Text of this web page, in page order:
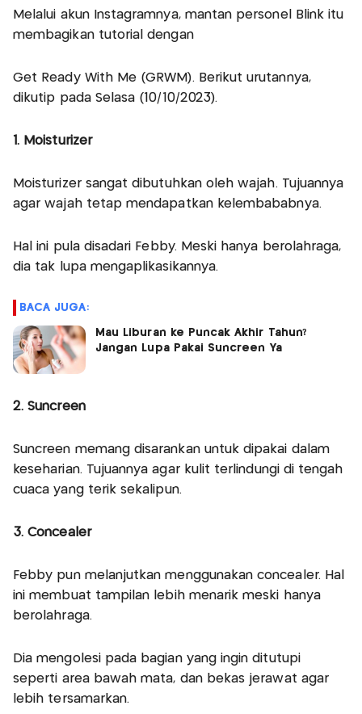
Melalui akun Instagramnya, mantan personel Blink itu
membagikan tutorial dengan
Get Ready With Me (GRWM). Berikut urutannya,
dikutip pada Selasa (10/10/2023).
1. Moisturizer
Moisturizer sangat dibutuhkan oleh wajah. Tujuannya
agar wajah tetap mendapatkan kelembababnya.
Hal ini pula disadari Febby. Meski hanya berolahraga,
dia tak lupa mengaplikasikannya.
BACA JUGA:
Mau Liburan ke Puncak Akhir Tahun?
Jangan Lupa Pakai Suncreen Ya
2. Suncreen
Suncreen memang disarankan untuk dipakai dalam
keseharian. Tujuannya agar kulit terlindungi di tengah
cuaca yang terik sekalipun.
3. Concealer
Febby pun melanjutkan menggunakan concealer. Hal
ini membuat tampilan lebih menarik meski hanya
berolahraga.
Dia mengolesi pada bagian yang ingin ditutupi
seperti area bawah mata, dan bekas jerawat agar
lebih tersamarkan.